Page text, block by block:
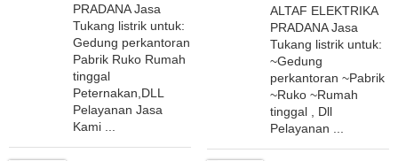
PRADANA Jasa
Tukang listrik untuk:
Gedung perkantoran
Pabrik Ruko Rumah
tinggal
Peternakan,DLL
Pelayanan Jasa
Kami ...
ALTAF ELEKTRIKA
PRADANA Jasa
Tukang listrik untuk:
~Gedung
perkantoran ~Pabrik
~Ruko ~Rumah
tinggal , Dll
Pelayanan ...